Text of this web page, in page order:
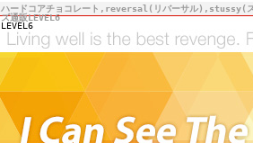
ハードコアチョコレート,reversal(リバーサル),stussy(ス
ズ通販LEVEL6
LEVEL6